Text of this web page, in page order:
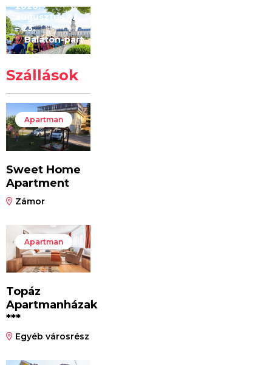
2026.
augusztus 22
– 23.
Balaton-part
Szállások
Apartman
Sweet Home
Apartment
Zámor
Apartman
Topáz
Apartmanházak
***
Egyéb városrész